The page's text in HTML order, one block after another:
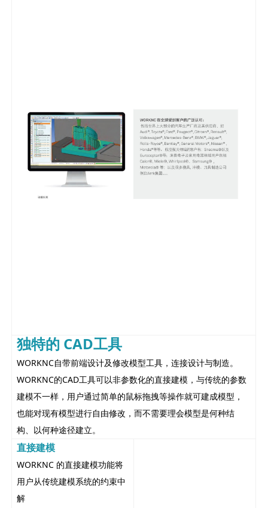
独特的 CAD工具
WORKNC自带前端设计及修改模型工具，连接设计与制造。
WORKNC的CAD工具可以非参数化的直接建模，与传统的参数
建模不一样，用户通过简单的鼠标拖拽等操作就可建成模型，
也能对现有模型进行自由修改，而不需要理会模型是何种结
构、以何种途径建立。
直接建模
WORKNC 的直接建模功能将
用户从传统建模系统的约束中
解